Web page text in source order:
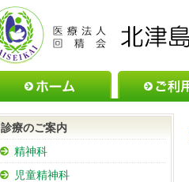
ホーム
診療のご案内
精神科
児童精神科